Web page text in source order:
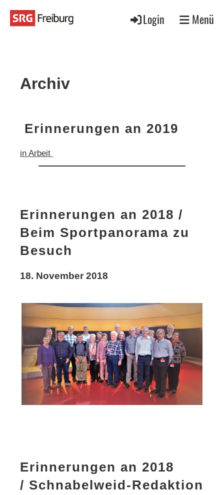
Login Menü
Archiv
Erinnerungen an 2019
in Arbeit
Erinnerungen an 2018 /
Beim Sportpanorama zu
Besuch
18. November 2018
Erinnerungen an 2018
/ Schnabelweid-Redaktion